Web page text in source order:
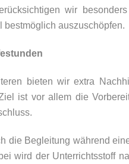
wir
bestmöglich auszuschöpfen.
bieten wir extra
ist vor allem die
die Begleitung während
wird der Unterrichtsstoff